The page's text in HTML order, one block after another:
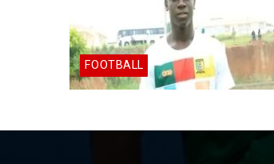
FOOTBALL